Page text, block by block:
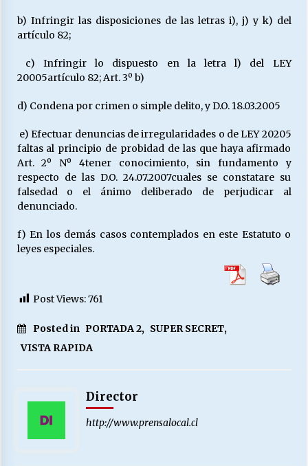
b) Infringir las disposiciones de las letras i), j) y k) del
artículo 82;
c) Infringir lo dispuesto en la letra l) del LEY
20005artículo 82; Art. 3º b)
d) Condena por crimen o simple delito, y D.O. 18.03.2005
e) Efectuar denuncias de irregularidades o de LEY 20205
faltas al principio de probidad de las que haya afirmado
Art. 2º Nº 4tener conocimiento, sin fundamento y
respecto de las D.O. 24.07.2007cuales se constatare su
falsedad o el ánimo deliberado de perjudicar al
denunciado.
f) En los demás casos contemplados en este Estatuto o
leyes especiales.
Post Views:761
Posted in PORTADA 2, SUPER SECRET,
VISTA RAPIDA
Director
http://www.prensalocal.cl